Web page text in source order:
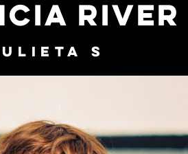
RIVER
S